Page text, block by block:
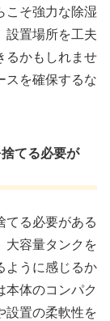
こそ強力な除湿
設置場所を工夫
るかもしれませ
スを確保するな
てる必要が
てる必要がある
大容量タンクを
ように感じるか
本体のコンパク
設置の柔軟性を